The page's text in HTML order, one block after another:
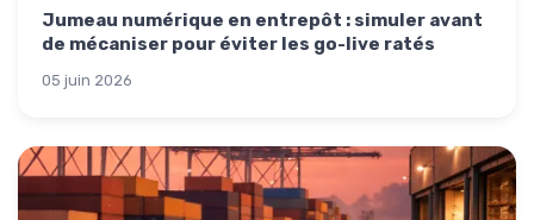
Jumeau numérique en entrepôt : simuler avant
de mécaniser pour éviter les go-live ratés
05 juin 2026